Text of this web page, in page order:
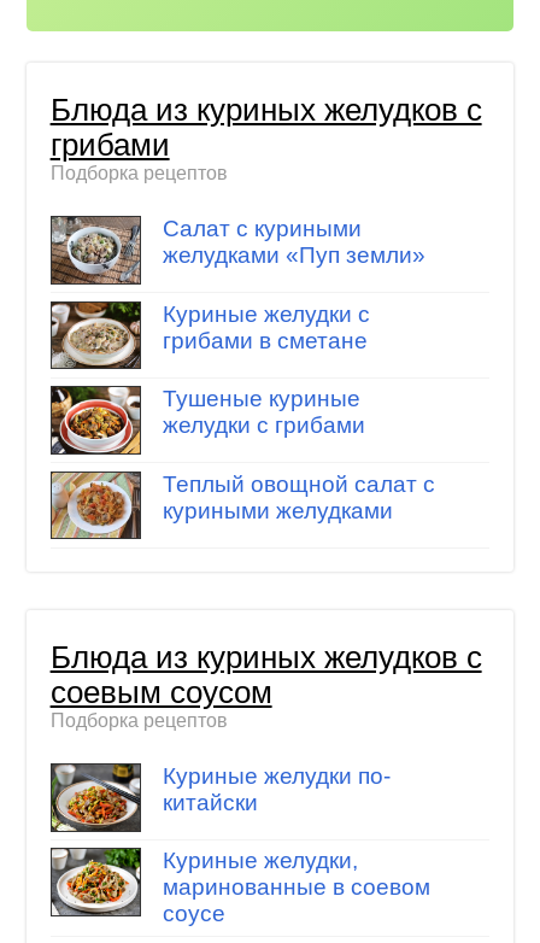
Блюда из куриных желудков с
грибами
Подборка рецептов
Салат с куриными
желудками «Пуп земли»
Куриные желудки с
грибами в сметане
Тушеные куриные
желудки с грибами
Теплый овощной салат с
куриными желудками
Блюда из куриных желудков с
соевым соусом
Подборка рецептов
Куриные желудки по-
китайски
Куриные желудки,
маринованные в соевом
соусе